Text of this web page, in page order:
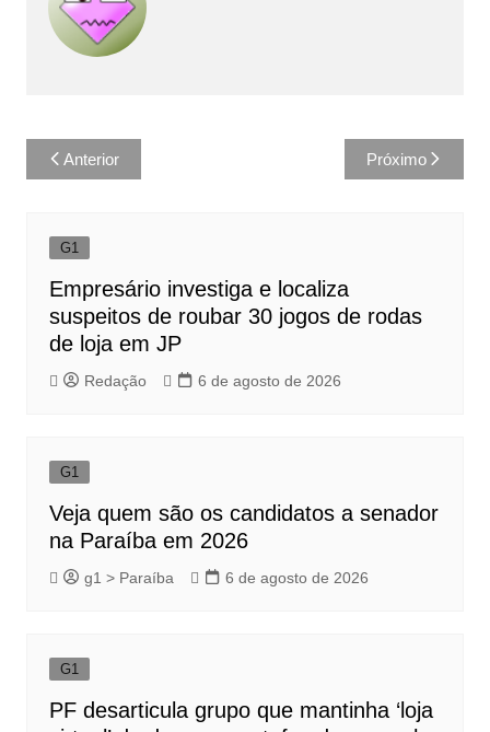
Navegação
de
Anterior Próximo
G1
Empresário investiga e localiza
suspeitos de roubar 30 jogos de rodas
de loja em JP
Redação 6 de agosto de 2026
G1
Veja quem são os candidatos a senador
na Paraíba em 2026
g1 > Paraíba 6 de agosto de 2026
G1
PF desarticula grupo que mantinha ‘loja